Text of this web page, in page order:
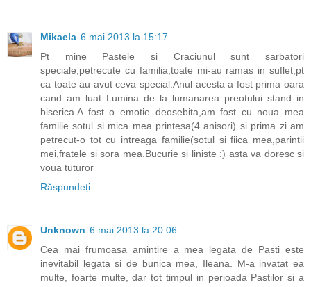
Mikaela 6 mai 2013 la 15:17
Pt mine Pastele si Craciunul sunt sarbatori
speciale,petrecute cu familia,toate mi-au ramas in suflet,pt
ca toate au avut ceva special.Anul acesta a fost prima oara
cand am luat Lumina de la lumanarea preotului stand in
biserica.A fost o emotie deosebita,am fost cu noua mea
familie sotul si mica mea printesa(4 anisori) si prima zi am
petrecut-o tot cu intreaga familie(sotul si fiica mea,parintii
mei,fratele si sora mea.Bucurie si liniste :) asta va doresc si
voua tuturor
Răspundeți
Unknown 6 mai 2013 la 20:06
Cea mai frumoasa amintire a mea legata de Pasti este
inevitabil legata si de bunica mea, Ileana. M-a invatat ea
multe, foarte multe, dar tot timpul in perioada Pastilor si a